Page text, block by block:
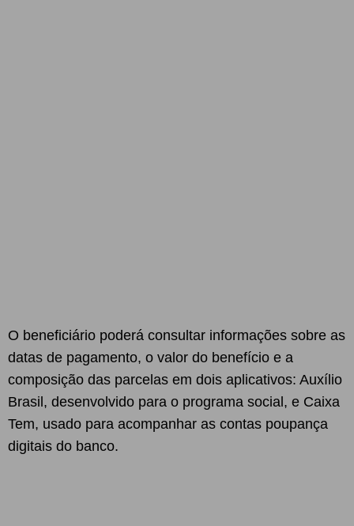
O beneficiário poderá consultar informações sobre as
datas de pagamento, o valor do benefício e a
composição das parcelas em dois aplicativos: Auxílio
Brasil, desenvolvido para o programa social, e Caixa
Tem, usado para acompanhar as contas poupança
digitais do banco.